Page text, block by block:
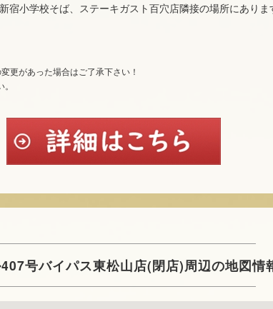
宿小学校そば、ステーキガスト百穴店隣接の場所にありま
更があった場合はご了承下さい！
号バイパス東松山店(閉店)周辺の地図情